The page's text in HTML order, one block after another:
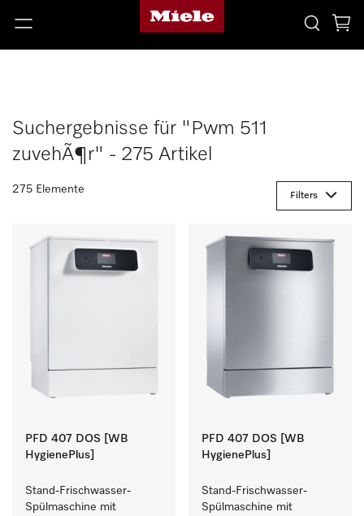
Suchergebnisse für "Pwm 511
zuvehÃ¶r" - 275 Artikel
275 Elemente
Filters
PFD 407 DOS [WB
HygienePlus]
Stand-Frischwasser-
Spülmaschine mit
PFD 407 DOS [WB
HygienePlus]
Stand-Frischwasser-
Spülmaschine mit